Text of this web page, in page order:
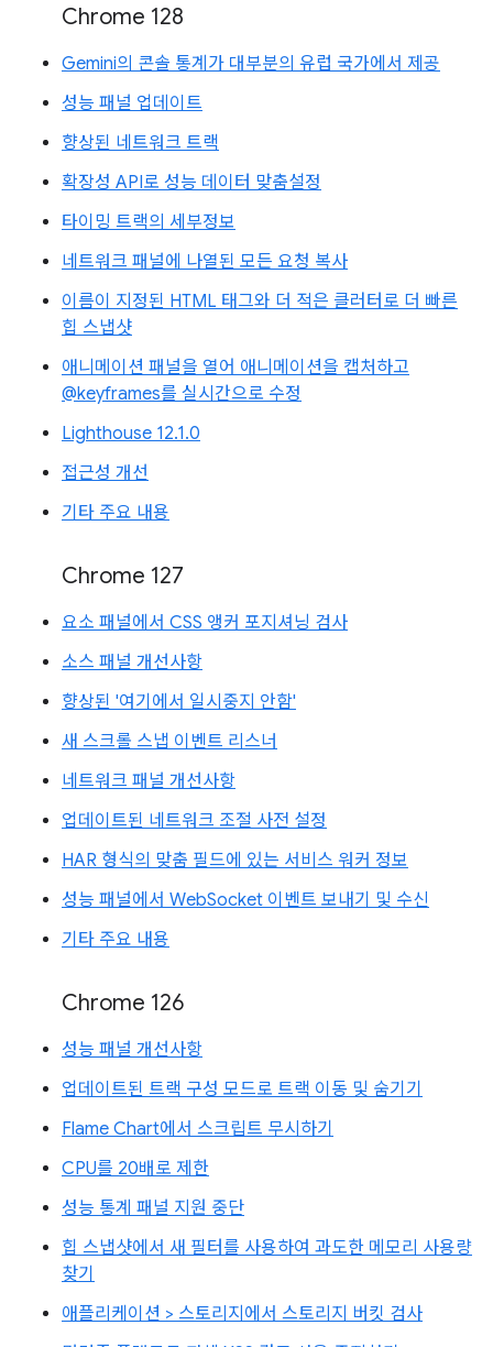
Chrome 128
Gemini의 콘솔 통계가 대부분의 유럽 국가에서 제공
성능 패널 업데이트
향상된 네트워크 트랙
확장성 API로 성능 데이터 맞춤설정
타이밍 트랙의 세부정보
네트워크 패널에 나열된 모든 요청 복사
이름이 지정된 HTML 태그와 더 적은 클러터로 더 빠른
힙 스냅샷
애니메이션 패널을 열어 애니메이션을 캡처하고
@keyframes를 실시간으로 수정
Lighthouse 12.1.0
접근성 개선
기타 주요 내용
Chrome 127
요소 패널에서 CSS 앵커 포지셔닝 검사
소스 패널 개선사항
향상된 '여기에서 일시중지 안함'
새 스크롤 스냅 이벤트 리스너
네트워크 패널 개선사항
업데이트된 네트워크 조절 사전 설정
HAR 형식의 맞춤 필드에 있는 서비스 워커 정보
성능 패널에서 WebSocket 이벤트 보내기 및 수신
기타 주요 내용
Chrome 126
성능 패널 개선사항
업데이트된 트랙 구성 모드로 트랙 이동 및 숨기기
Flame Chart에서 스크립트 무시하기
CPU를 20배로 제한
성능 통계 패널 지원 중단
힙 스냅샷에서 새 필터를 사용하여 과도한 메모리 사용량
찾기
애플리케이션 > 스토리지에서 스토리지 버킷 검사